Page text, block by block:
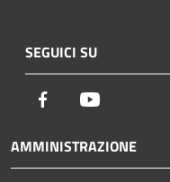
SEGUICI SU
Facebook
AMMINISTRAZIONE